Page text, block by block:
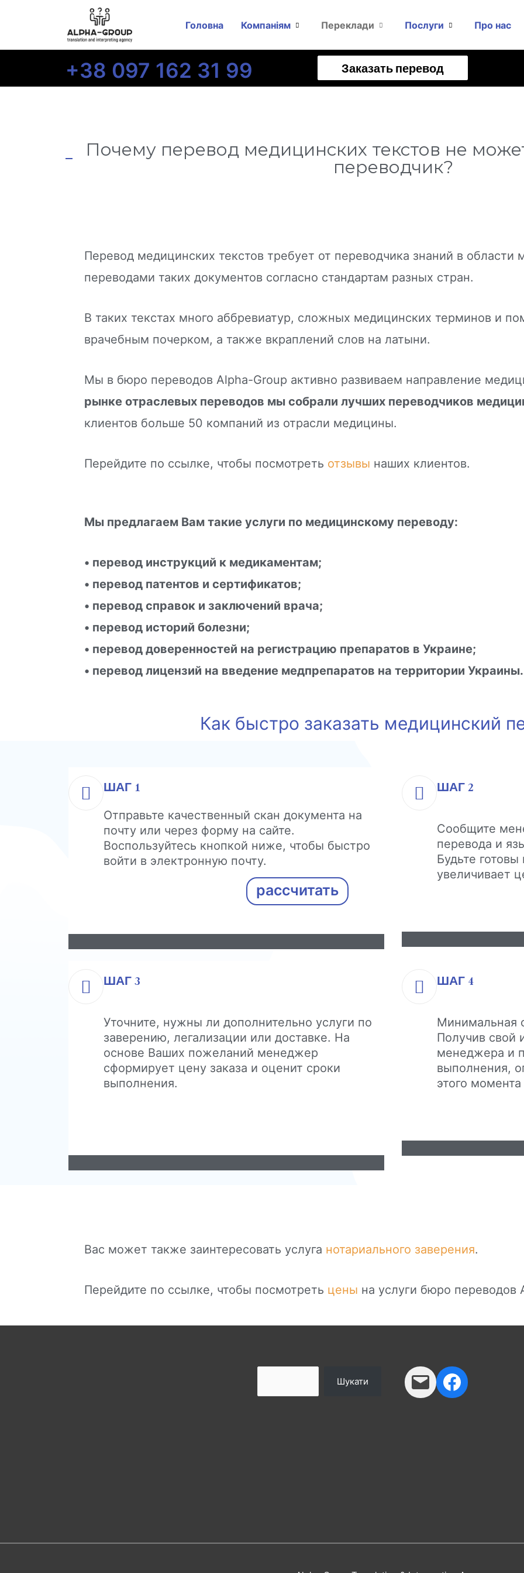
Головна Компаніям Переклади Послуги Про нас
+38 097 162 31 99 Заказать перевод
Почему перевод медицинских текстов не
переводчик?
Перевод медицинских текстов требует от переводчика знаний в
переводами таких документов согласно стандартам разных стран.
В таких текстах много аббревиатур, сложных медицинских терминов и
врачебным почерком, а также вкраплений слов на латыни.
Мы в бюро переводов Alpha-Group активно развиваем направление
рынке отраслевых переводов мы собрали лучших переводчиков
клиентов больше 50 компаний из отрасли медицины.
Перейдите по ссылке, чтобы посмотреть отзывы наших клиентов.
Мы предлагаем Вам такие услуги по медицинскому переводу:
• перевод инструкций к медикаментам;
• перевод патентов и сертификатов;
• перевод справок и заключений врача;
• перевод историй болезни;
• перевод доверенностей на регистрацию препаратов в Украине;
• перевод лицензий на введение медпрепаратов на территории Украины.
Как быстро заказать медицинский
ШАГ 1
Отправьте качественный скан документа на
почту или через форму на сайте.
Воспользуйтесь кнопкой ниже, чтобы быстро
войти в электронную почту.
рассчитать
ШАГ 2
Сообщите
перевода и
Будьте
увеличивает
ШАГ 3
Уточните, нужны ли дополнительно услуги по
заверению, легализации или доставке. На
основе Ваших пожеланий менеджер
сформирует цену заказа и оценит сроки
выполнения.
ШАГ 4
Минимальная
Получив свой
менеджера и
выполнения,
этого
Вас может также заинтересовать услуга нотариального заверения.
Перейдите по ссылке, чтобы посмотреть цены на услуги бюро переводов
Шукати